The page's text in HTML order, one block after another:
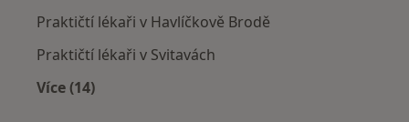
Praktičtí lékaři v Havlíčkově Brodě
Praktičtí lékaři v Svitavách
Více (14)